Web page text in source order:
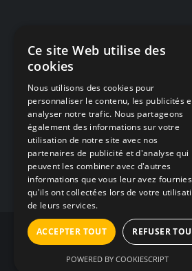
Navigation
Créations Web
Alarmes &
Articles / Blog
Nous contacter
hello@hybris-
© 2026 Tous droits réservés -
Ce site Web utilise des
cookies
Nous utilisons des cookies pour
personnaliser le contenu, les publicités
analyser notre trafic. Nous partageons
également des informations sur votre
utilisation de notre site avec nos
partenaires de publicité et d'analyse qui
peuvent les combiner avec d'autres
informations que vous leur avez
qu'ils ont collectées lors de votre
de leurs services.
ACCEPTER TOUT REFUSER
POWERED BY COOKIESCRIPT